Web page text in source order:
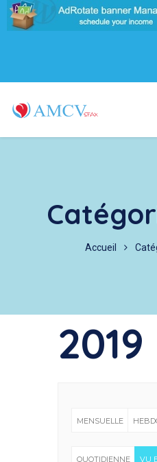
Accueil
2019
MENSUELLE
QUOTIDIENNE VU